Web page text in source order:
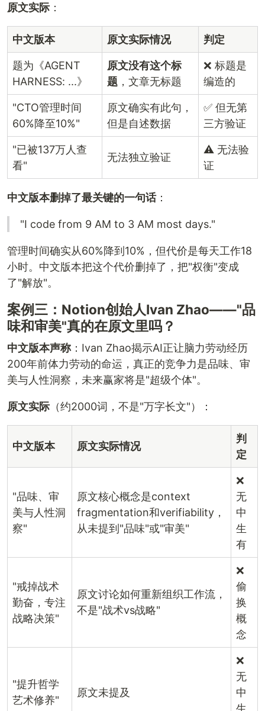
原文实际 ：
中文版本 原文实际情况 判定
题为《AGENT
HARNESS: ...》
原文没有这个标
题 ，文章无标题
❌ 标题是
编造的
"CTO管理时间
60%降至10%"
原文确实有此句，
但是自述数据
✅ 但无第
三方验证
"已被137万人查
看"
无法独立验证
⚠️ 无法验
证
中文版本删掉了最关键的一句话：
"I code from 9 AM to 3 AM most days."
管理时间确实从60%降到10%，但代价是每天工作18
小时。中文版本把这个代价删掉了，把"权衡"变成
了"解放"。
案例三：Notion创始人Ivan Zhao——"品
味和审美"真的在原文里吗？
中文版本声称 ：Ivan Zhao揭示AI正让脑力劳动经历
200年前体力劳动的命运，真正的竞争力是品味、审
美与人性洞察，未来赢家将是"超级个体"。
原文实际 （约2000词，不是"万字长文"）：
中文版本 原文实际情况
判
定
"品味、审
美与人性洞
察"
原文核心概念是context
fragmentation和verifiability，
从未提到"品味"或"审美"
❌
无
中
生
有
"戒掉战术
勤奋，专注
战略决策"
原文讨论如何重新组织工作流，
不是"战术vs战略"
❌
偷
换
概
念
"提升哲学
艺术修养"
原文未提及
❌
无
中
生